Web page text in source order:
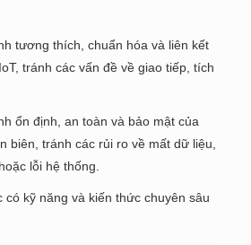
tương thích, chuẩn hóa và liên kết
tránh các vấn đề về giao tiếp, tích
ổn định, an toàn và bảo mật của
biên, tránh các rủi ro về mất dữ liệu,
lỗi hệ thống.
có kỹ năng và kiến thức chuyên sâu